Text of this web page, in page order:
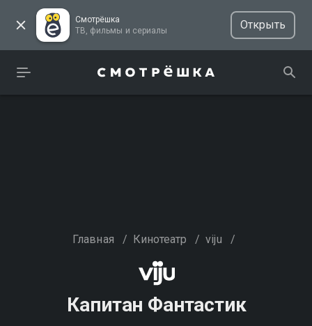
Смотрёшка
ТВ, фильмы и сериалы
Открыть
Главная / Кинотеатр / viju /
Капитан Фантастик